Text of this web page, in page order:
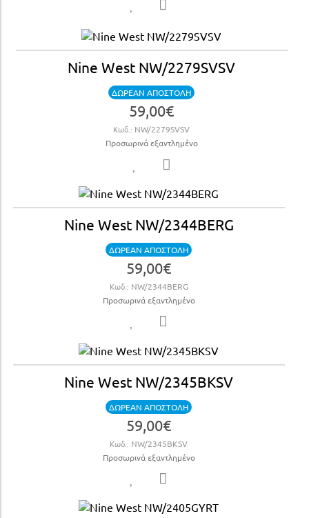
Nine West NW/2279SVSV
ΔΩΡΕΑΝ ΑΠΟΣΤΟΛΗ
59,00€
Κωδ.: NW/2279SVSV
Προσωρινά εξαντλημένο
Nine West NW/2344BERG
ΔΩΡΕΑΝ ΑΠΟΣΤΟΛΗ
59,00€
Κωδ.: NW/2344BERG
Προσωρινά εξαντλημένο
Nine West NW/2345BKSV
ΔΩΡΕΑΝ ΑΠΟΣΤΟΛΗ
59,00€
Κωδ.: NW/2345BKSV
Προσωρινά εξαντλημένο